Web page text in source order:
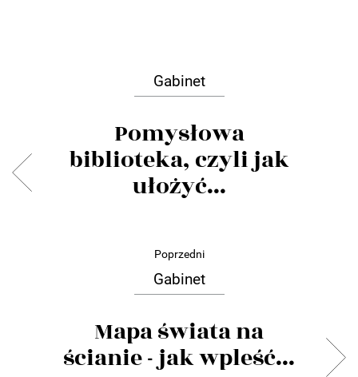
Gabinet
Pomysłowa
biblioteka, czyli jak
ułożyć...
Poprzedni
Gabinet
Mapa świata na
ścianie - jak wpleść...